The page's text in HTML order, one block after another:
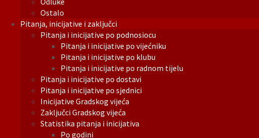
Ostalo
Pitanja, inicijative i zaključci
Pitanja i inicijative po podnosiocu
Pitanja i inicijative po vijećniku
Pitanja i inicijative po klubu
Pitanja i inicijative po radnom tijelu
Pitanja i inicijative po dostavi
Pitanja i inicijative po sjednici
Inicijative Gradskog vijeća
Zaključci Gradskog vijeća
Statistika pitanja i inicijativa
Po godini